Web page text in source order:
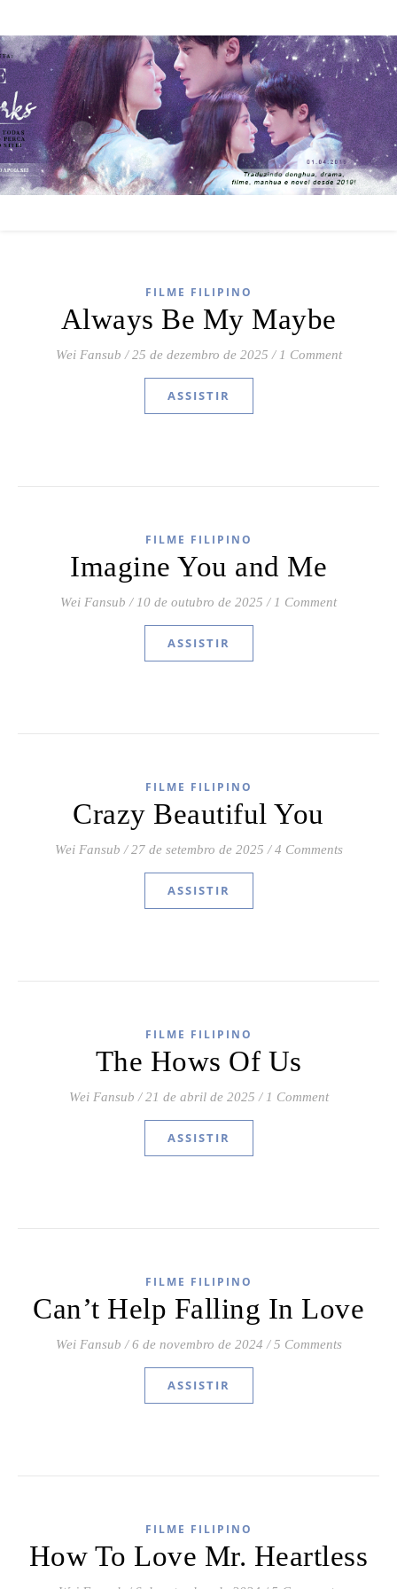
FILME FILIPINO
Always Be My Maybe
Wei Fansub / 25 de dezembro de 2025 / 1 Comment
ASSISTIR
FILME FILIPINO
Imagine You and Me
Wei Fansub / 10 de outubro de 2025 / 1 Comment
ASSISTIR
FILME FILIPINO
Crazy Beautiful You
Wei Fansub / 27 de setembro de 2025 / 4 Comments
ASSISTIR
FILME FILIPINO
The Hows Of Us
Wei Fansub / 21 de abril de 2025 / 1 Comment
ASSISTIR
FILME FILIPINO
Can’t Help Falling In Love
Wei Fansub / 6 de novembro de 2024 / 5 Comments
ASSISTIR
FILME FILIPINO
How To Love Mr. Heartless